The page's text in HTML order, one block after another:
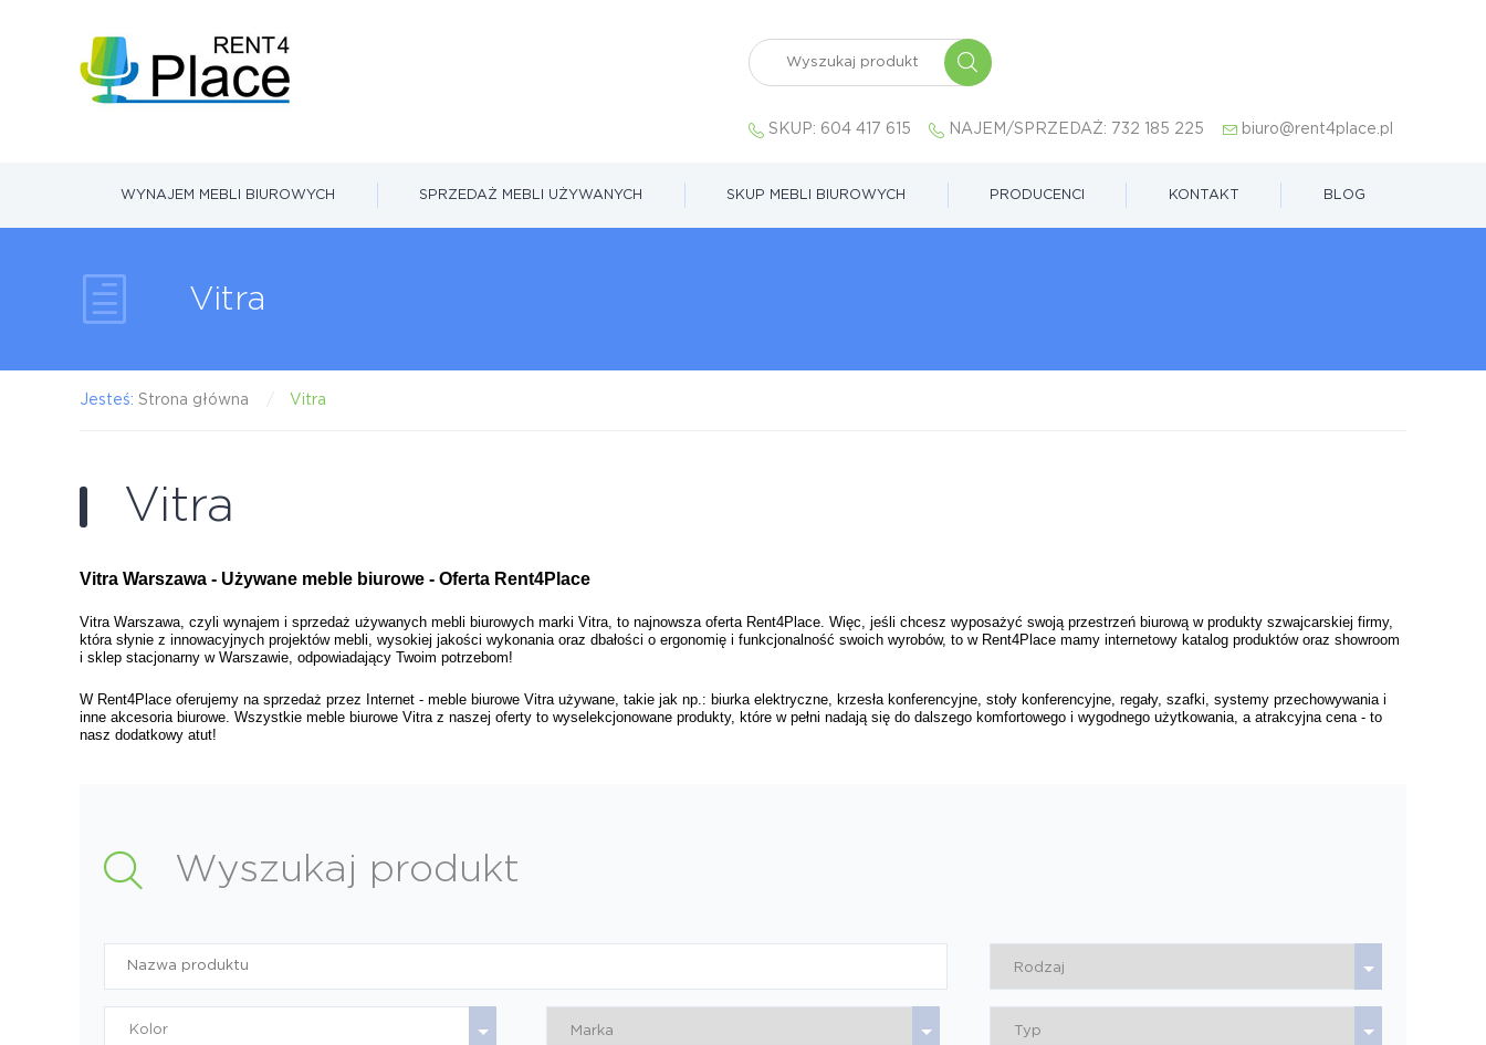
SKUP: 604 417 615 NAJEM/SPRZEDAŻ: 732 185 225 biuro@rent4place.pl
WYNAJEM MEBLI BIUROWYCH SPRZEDAŻ MEBLI UŻYWANYCH SKUP MEBLI BIUROWYCH PRODUCENCI KONTAKT BLOG
Vitra
Jesteś: Strona główna Vitra
Vitra
Vitra Warszawa - Używane meble biurowe - Oferta Rent4Place
Vitra Warszawa, czyli wynajem i sprzedaż używanych mebli biurowych marki Vitra, to najnowsza oferta Rent4Place. Więc, jeśli chcesz wyposażyć swoją przestrzeń biurową w produkty szwajcarskiej firmy,
która słynie z innowacyjnych projektów mebli, wysokiej jakości wykonania oraz dbałości o ergonomię i funkcjonalność swoich wyrobów, to w Rent4Place mamy internetowy katalog produktów oraz showroom
i sklep stacjonarny w Warszawie, odpowiadający Twoim potrzebom!
W Rent4Place oferujemy na sprzedaż przez Internet - meble biurowe Vitra używane, takie jak np.: biurka elektryczne, krzesła konferencyjne, stoły konferencyjne, regały, szafki, systemy przechowywania i
inne akcesoria biurowe. Wszystkie meble biurowe Vitra z naszej oferty to wyselekcjonowane produkty, które w pełni nadają się do dalszego komfortowego i wygodnego użytkowania, a atrakcyjna cena - to
nasz dodatkowy atut!
Wyszukaj produkt
Kolor